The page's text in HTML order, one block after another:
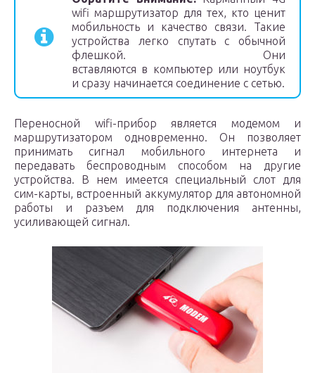
wifi маршрутизатор для тех, кто ценит
мобильность и качество связи. Такие
устройства легко спутать с обычной
флешкой. Они
вставляются в компьютер или ноутбук
и сразу начинается соединение с сетью.
Переносной wifi-прибор является модемом и
маршрутизатором одновременно. Он позволяет
принимать сигнал мобильного интернета и
передавать беспроводным способом на другие
устройства. В нем имеется специальный слот для
сим-карты, встроенный аккумулятор для автономной
работы и разъем для подключения антенны,
усиливающей сигнал.